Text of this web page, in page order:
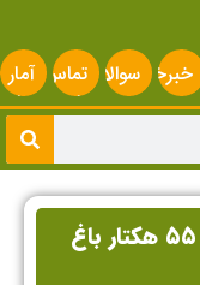
خبرخوانسوالات
متداول
تماس
با ما
آمار
» برداشت ۵ هزار تن زردآلو از ۵۵۰ هکتار باغ